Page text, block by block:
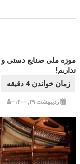
نداریم!
اردیبهشت ۲۹, ۱۴۰۰